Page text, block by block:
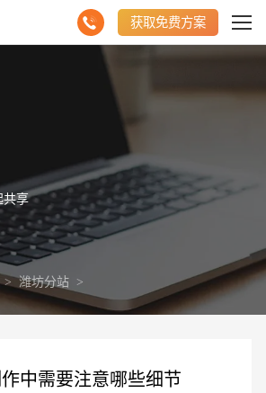
获取免费方案
共享
潍坊分站>
中需要注意哪些细节